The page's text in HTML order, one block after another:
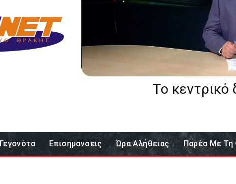
Το κεντρικό
Γεγονότα Επισημανσεις Ώρα Αλήθειας Παρέα Με Τη